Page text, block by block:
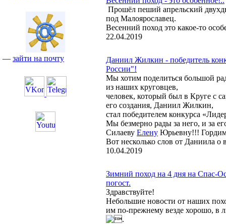
— зайти на почту
Прошёл пеший апрельский
под Малоярославец.
Весенний поход это какое-то
22.04.2019
Даниил Жилкин - победитель
России"!
Мы хотим поделиться большой
из наших круговцев,
человек, который был в Круге с
его создания, Даниил Жилкин,
стал победителем конкурса
Мы безмерно рады за него, и за
Силаеву Елену Юрьевну!!!
Вот несколько слов от Даниила о
10.04.2019
Зимний поход на 4 дня на Спас-
погост.
Здравствуйте!
Небольшие новости от наших
им по-прежнему везде хорошо, в
.